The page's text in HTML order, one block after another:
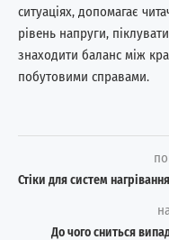
ситуаціях, допомагає
рівень напруги,
знаходити баланс між
побутовими справами.
Стіки для систем
До чого сниться